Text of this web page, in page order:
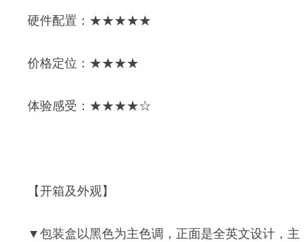
硬件配置：★★★★★
价格定位：★★★★
体验感受：★★★★☆
【开箱及外观】
▼包装盒以黑色为主色调，正面是全英文设计，主